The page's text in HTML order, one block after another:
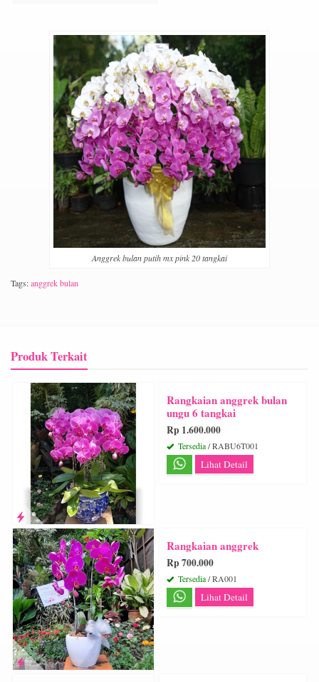
Anggrek bulan putih mx pink 20 tangkai
Tags:anggrek bulan
Produk Terkait
Rangkaian anggrek bulan
ungu 6 tangkai
Rp 1.600.000
Tersedia/ RABU6T001
Lihat Detail
Rangkaian anggrek
Rp 700.000
Tersedia/ RA001
Lihat Detail